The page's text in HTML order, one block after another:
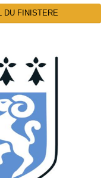
DU FINISTERE